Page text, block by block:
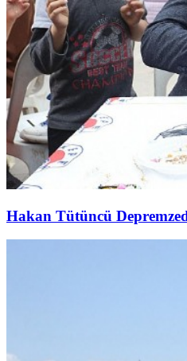
Hakan Tütüncü